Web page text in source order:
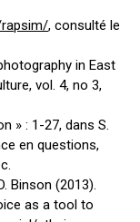
, consulté le
in East
vol. 4, no 3,
» : 1-27, dans S.
en questions,
Binson (2013).
as a tool to